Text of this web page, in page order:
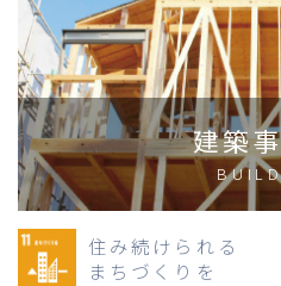
建築
住み続けられる
まちづくりを